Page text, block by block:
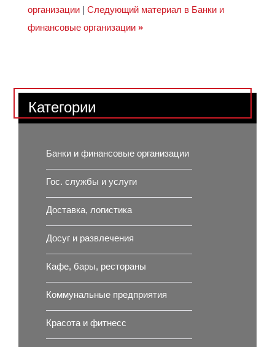
организации
Следующий материал в Банки и
финансовые организации »
Категории
Банки и финансовые организации
Гос. службы и услуги
Доставка, логистика
Досуг и развлечения
Кафе, бары, рестораны
Коммунальные предприятия
Красота и фитнесс